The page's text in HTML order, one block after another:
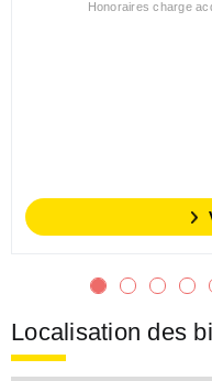
Honoraires charge
Localisation des